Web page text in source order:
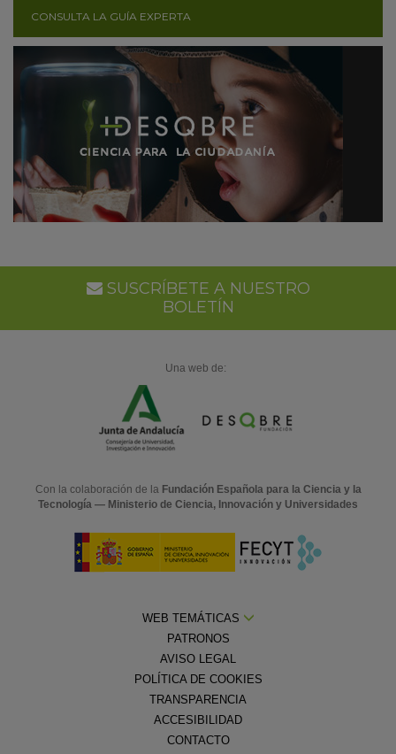
CONSULTA LA GUÍA EXPERTA
SUSCRÍBETE A NUESTRO
BOLETÍN
Una web de:
Con la colaboración de la Fundación Española para la Ciencia y la
Tecnología — Ministerio de Ciencia, Innovación y Universidades
WEB TEMÁTICAS
PATRONOS
AVISO LEGAL
POLÍTICA DE COOKIES
TRANSPARENCIA
ACCESIBILIDAD
CONTACTO